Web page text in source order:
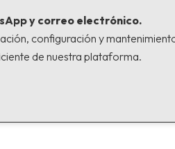
y correo electrónico.
configuración y
de nuestra plataforma.